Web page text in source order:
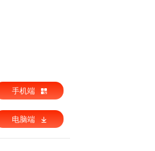
手机端
电脑端